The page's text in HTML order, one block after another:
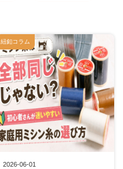
2026-06-01
紐釦コラム